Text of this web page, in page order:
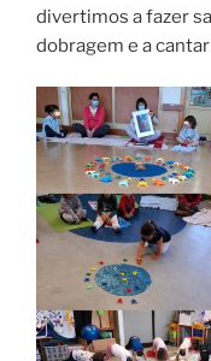
divertimos a fazer
dobragem e a cantar